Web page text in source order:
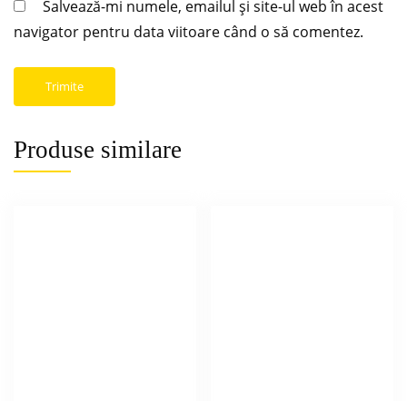
Salvează-mi numele, emailul și site-ul web în acest
navigator pentru data viitoare când o să comentez.
Produse similare